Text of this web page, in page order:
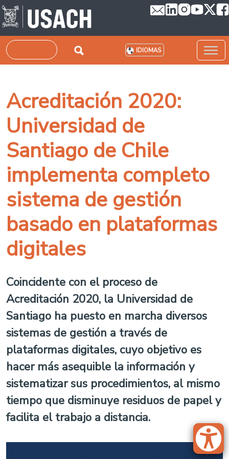
Pasar al contenido principal
Buscar IDIOMAS
Acreditación 2020:
Universidad de
Santiago de Chile
implementa completo
sistema de gestión
basado en plataformas
digitales
Coincidente con el proceso de
Acreditación 2020, la Universidad de
Santiago ha puesto en marcha diversos
sistemas de gestión a través de
plataformas digitales, cuyo objetivo es
hacer más asequible la información y
sistematizar sus procedimientos, al mismo
tiempo que disminuye residuos de papel y
facilita el trabajo a distancia.